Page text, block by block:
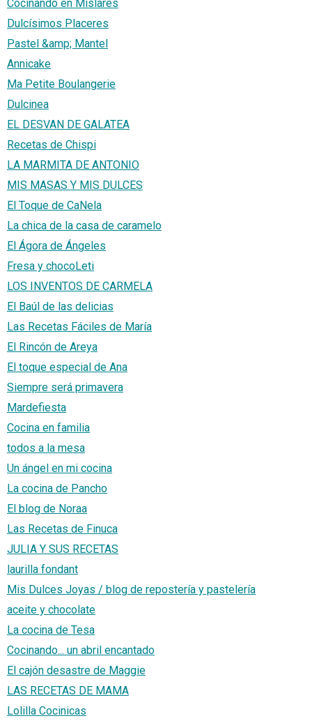
Cocinando en Mislares
Dulcísimos Placeres
Pastel &amp; Mantel
Annicake
Ma Petite Boulangerie
Dulcinea
EL DESVAN DE GALATEA
Recetas de Chispi
LA MARMITA DE ANTONIO
MIS MASAS Y MIS DULCES
El Toque de CaNela
La chica de la casa de caramelo
El Ágora de Ángeles
Fresa y chocoLeti
LOS INVENTOS DE CARMELA
El Baúl de las delicias
Las Recetas Fáciles de María
El Rincón de Areya
El toque especial de Ana
Siempre será primavera
Mardefiesta
Cocina en familia
todos a la mesa
Un ángel en mi cocina
La cocina de Pancho
El blog de Noraa
Las Recetas de Finuca
JULIA Y SUS RECETAS
laurilla fondant
Mis Dulces Joyas / blog de repostería y pastelería
aceite y chocolate
La cocina de Tesa
Cocinando... un abril encantado
El cajón desastre de Maggie
LAS RECETAS DE MAMA
Lolilla Cocinicas